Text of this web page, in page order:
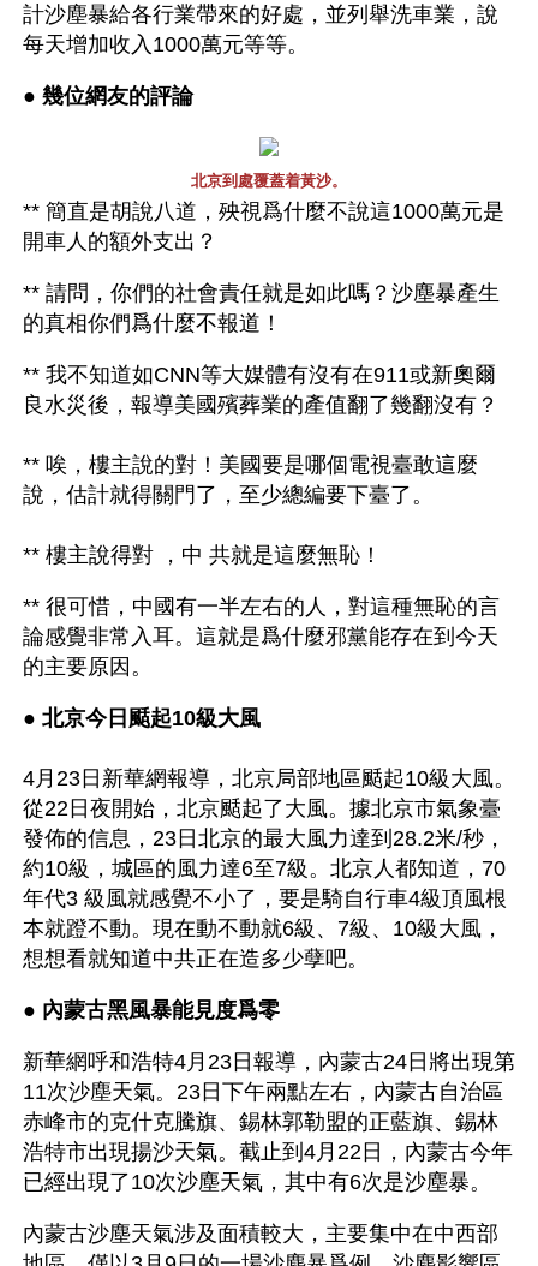
計沙塵暴給各行業帶來的好處，並列舉洗車業，說
每天增加收入1000萬元等等。
● 幾位網友的評論
北京到處覆蓋着黃沙。
** 簡直是胡說八道，殃視爲什麼不說這1000萬元是
開車人的額外支出？
** 請問，你們的社會責任就是如此嗎？沙塵暴產生
的真相你們爲什麼不報道！
** 我不知道如CNN等大媒體有沒有在911或新奧爾
良水災後，報導美國殯葬業的產值翻了幾翻沒有？
** 唉，樓主說的對！美國要是哪個電視臺敢這麼
說，估計就得關門了，至少總編要下臺了。
** 樓主說得對 ，中 共就是這麼無恥！
** 很可惜，中國有一半左右的人，對這種無恥的言
論感覺非常入耳。這就是爲什麼邪黨能存在到今天
的主要原因。
● 北京今日颳起10級大風
4月23日新華網報導，北京局部地區颳起10級大風。
從22日夜開始，北京颳起了大風。據北京市氣象臺
發佈的信息，23日北京的最大風力達到28.2米/秒，
約10級，城區的風力達6至7級。北京人都知道，70
年代3 級風就感覺不小了，要是騎自行車4級頂風根
本就蹬不動。現在動不動就6級、7級、10級大風，
想想看就知道中共正在造多少孽吧。
● 內蒙古黑風暴能見度爲零
新華網呼和浩特4月23日報導，內蒙古24日將出現第
11次沙塵天氣。23日下午兩點左右，內蒙古自治區
赤峰市的克什克騰旗、錫林郭勒盟的正藍旗、錫林
浩特市出現揚沙天氣。截止到4月22日，內蒙古今年
已經出現了10次沙塵天氣，其中有6次是沙塵暴。
內蒙古沙塵天氣涉及面積較大，主要集中在中西部